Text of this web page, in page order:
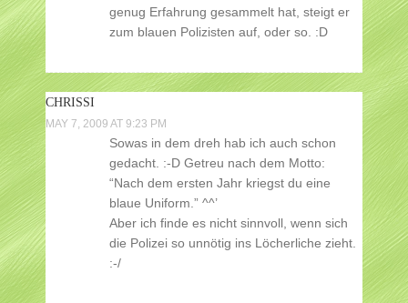
genug Erfahrung gesammelt hat, steigt er
zum blauen Polizisten auf, oder so. :D
CHRISSI
MAY 7, 2009 AT 9:23 PM
Sowas in dem dreh hab ich auch schon
gedacht. :-D Getreu nach dem Motto:
“Nach dem ersten Jahr kriegst du eine
blaue Uniform.” ^^’
Aber ich finde es nicht sinnvoll, wenn sich
die Polizei so unnötig ins Löcherliche zieht.
:-/